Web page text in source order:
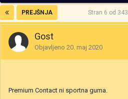
PREJŠNJA Stran 6 od 343
Gost
Objavljeno 20. maj 2020
Premium Contact ni sportna guma.